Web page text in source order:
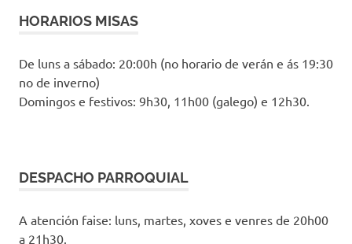
HORARIOS MISAS
De luns a sábado: 20:00h (no horario de verán e ás 19:30
no de inverno)
Domingos e festivos: 9h30, 11h00 (galego) e 12h30.
DESPACHO PARROQUIAL
A atención faise: luns, martes, xoves e venres de 20h00
a 21h30.